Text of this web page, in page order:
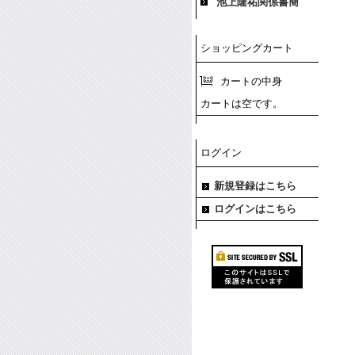
ショッピングカート
カートの中身
カートは空です。
ログイン
新規登録はこちら
ログインはこちら